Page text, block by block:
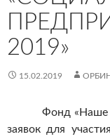
2019»
15.02.2019
Фонд «Наше
заявок для